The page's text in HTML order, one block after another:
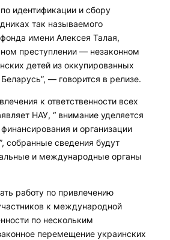
идентификации и сбору
так называемого
фонда имени Алексея Талая,
преступлении — незаконном
детей из оккупированных
— говорится в релизе.
к ответственности всех
НАУ, “ внимание уделяется
и организации
собранные сведения будут
и международные органы
работу по привлечению
к международной
по нескольким
перемещение украинских